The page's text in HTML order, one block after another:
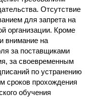
Отсутствие
для запрета на
организации. Кроме
внимание на
за поставщиками
за своевременным
по устранению
сроков прохождения
обучения